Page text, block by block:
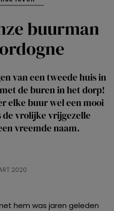
buurman
van een tweede huis in
de buren in het dorp!
elke buur wel een mooi
vrolijke vrijgezelle
vreemde naam.
2020
hem was jaren geleden